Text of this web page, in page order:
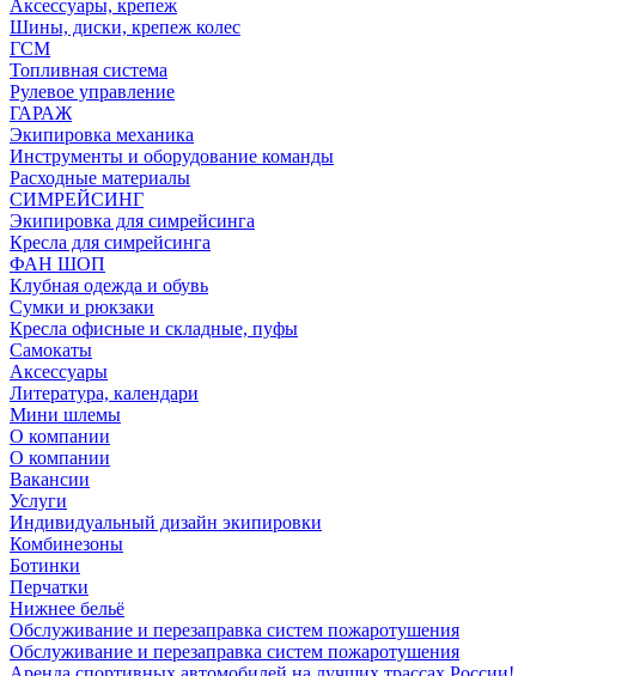
Аксессуары, крепеж
Шины, диски, крепеж колес
ГСМ
Топливная система
Рулевое управление
ГАРАЖ
Экипировка механика
Инструменты и оборудование команды
Расходные материалы
СИМРЕЙСИНГ
Экипировка для симрейсинга
Кресла для симрейсинга
ФАН ШОП
Клубная одежда и обувь
Сумки и рюкзаки
Кресла офисные и складные, пуфы
Самокаты
Аксессуары
Литература, календари
Мини шлемы
О компании
О компании
Вакансии
Услуги
Индивидуальный дизайн экипировки
Комбинезоны
Ботинки
Перчатки
Нижнее бельё
Обслуживание и перезаправка систем пожаротушения
Обслуживание и перезаправка систем пожаротушения